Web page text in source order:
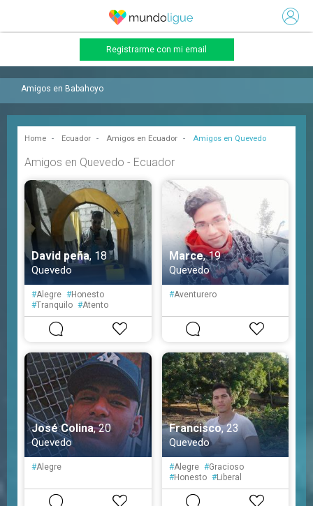
Registrarme con mi email
Amigos en Babahoyo
Amigos en Quevedo - Ecuador
Home Ecuador Amigos en Ecuador Amigos en Quevedo
David peña, 18
Quevedo
#Alegre #Honesto
#Tranquilo #Atento
#Simpático #Educado
Fiel
Marce, 19
Quevedo
#Aventurero
José Colina, 20
Quevedo
#Alegre
Francisco, 23
Quevedo
#Alegre #Gracioso
#Honesto #Liberal
#Optimista #Tranquilo
Sensible